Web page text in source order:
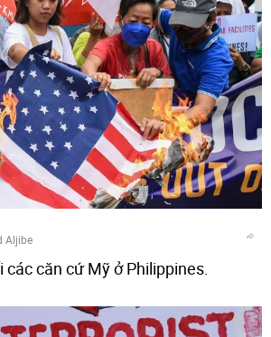
Aljibe
căn cứ Mỹ ở Philippines.